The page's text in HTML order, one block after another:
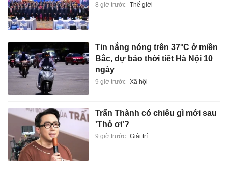
8 giờ trước Thế giới
Tin nắng nóng trên 37°C ở miền
Bắc, dự báo thời tiết Hà Nội 10
ngày
9 giờ trước Xã hội
Trấn Thành có chiêu gì mới sau
'Thỏ ơi'?
9 giờ trước Giải trí